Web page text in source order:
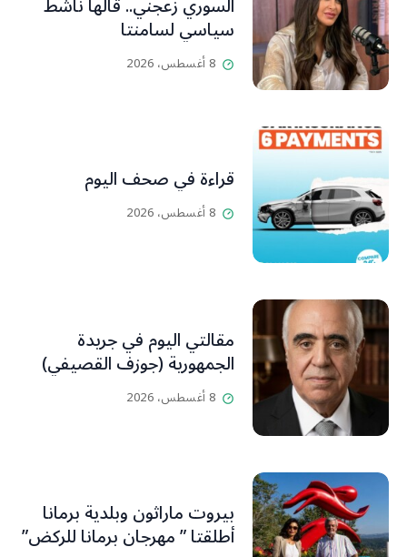
سياسي لسامنتا
8 أغسطس، 2026
قراءة في صحف اليوم
8 أغسطس، 2026
مقالتي اليوم في جريدة
الجمهورية (جوزف القصيفي)
8 أغسطس، 2026
بيروت ماراثون وبلدية برمانا
أطلقتا ” مهرجان برمانا للركض”